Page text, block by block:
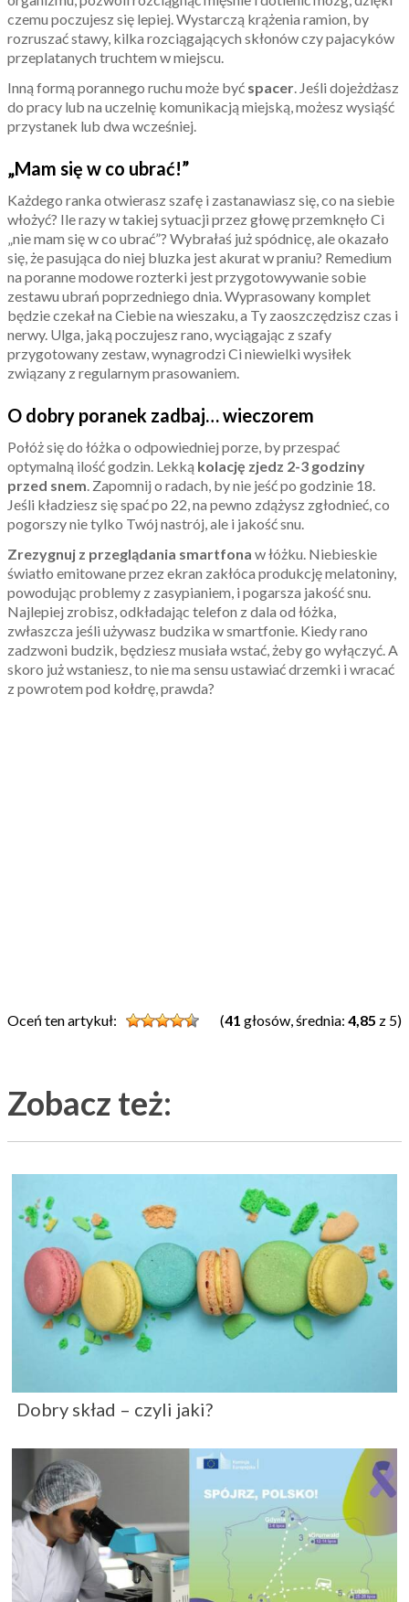
czemu poczujesz się lepiej. Wystarczą krążenia ramion, by
rozruszać stawy, kilka rozciągających skłonów czy pajacyków
przeplatanych truchtem w miejscu.
Inną formą porannego ruchu może być spacer. Jeśli dojeżdżasz
do pracy lub na uczelnię komunikacją miejską, możesz wysiąść
przystanek lub dwa wcześniej.
„Mam się w co ubrać!”
Każdego ranka otwierasz szafę i zastanawiasz się, co na siebie
włożyć? Ile razy w takiej sytuacji przez głowę przemknęło Ci
„nie mam się w co ubrać”? Wybrałaś już spódnicę, ale okazało
się, że pasująca do niej bluzka jest akurat w praniu? Remedium
na poranne modowe rozterki jest przygotowywanie sobie
zestawu ubrań poprzedniego dnia. Wyprasowany komplet
będzie czekał na Ciebie na wieszaku, a Ty zaoszczędzisz czas i
nerwy. Ulga, jaką poczujesz rano, wyciągając z szafy
przygotowany zestaw, wynagrodzi Ci niewielki wysiłek
związany z regularnym prasowaniem.
O dobry poranek zadbaj… wieczorem
Połóż się do łóżka o odpowiedniej porze, by przespać
optymalną ilość godzin. Lekką kolację zjedz 2-3 godziny
przed snem. Zapomnij o radach, by nie jeść po godzinie 18.
Jeśli kładziesz się spać po 22, na pewno zdążysz zgłodnieć, co
pogorszy nie tylko Twój nastrój, ale i jakość snu.
Zrezygnuj z przeglądania smartfona w łóżku. Niebieskie
światło emitowane przez ekran zakłóca produkcję melatoniny,
powodując problemy z zasypianiem, i pogarsza jakość snu.
Najlepiej zrobisz, odkładając telefon z dala od łóżka,
zwłaszcza jeśli używasz budzika w smartfonie. Kiedy rano
zadzwoni budzik, będziesz musiała wstać, żeby go wyłączyć. A
skoro już wstaniesz, to nie ma sensu ustawiać drzemki i wracać
z powrotem pod kołdrę, prawda?
Oceń ten artykuł: (41 głosów, średnia: 4,85 z 5)
Zobacz też:
Dobry skład – czyli jaki?